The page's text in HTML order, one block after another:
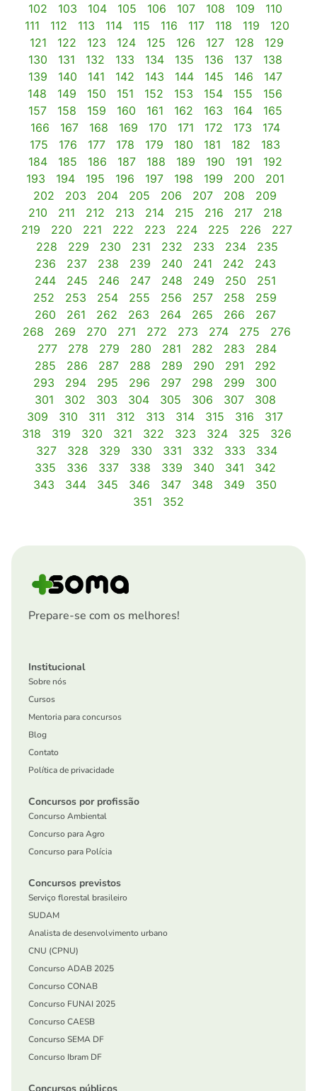
102
103 104 105 106 107 108 109
110
111
112 113 114 115 116 117 118 119
120
121
122 123 124 125 126 127 128
129
130
131 132 133 134 135 136 137
138
139
140 141 142 143 144 145 146
147
148
149 150 151 152 153 154 155
156
157
158 159 160 161 162 163 164
165
166
167 168 169 170 171 172 173
174
175
176 177 178 179 180 181 182
183
184
185 186 187 188 189 190 191
192
193
194 195 196 197 198 199 200
201
202
203 204 205 206 207 208
209
210
211 212 213 214 215 216 217
218
219
220 221 222 223 224 225 226
227
228
229 230 231 232 233 234
235
236
237 238 239 240 241 242
243
244
245 246 247 248 249 250
251
252
253 254 255 256 257 258
259
260
261 262 263 264 265 266
267
268
269 270 271 272 273 274 275
276
277
278 279 280 281 282 283
284
285
286 287 288 289 290 291
292
293
294 295 296 297 298 299
300
301
302 303 304 305 306 307
308
309
310 311 312 313 314 315 316
317
318
319 320 321 322 323 324 325
326
327
328 329 330 331 332 333
334
335
336 337 338 339 340 341
342
343
344 345 346 347 348 349
350
351
352
Prepare-se com os melhores!
Institucional
Sobre nós
Cursos
Mentoria para concursos
Blog
Contato
Política de privacidade
Concursos por profissão
Concurso Ambiental
Concurso para Agro
Concurso para Polícia
Concursos previstos
Serviço florestal brasileiro
SUDAM
Analista de desenvolvimento urbano
CNU (CPNU)
Concurso ADAB 2025
Concurso CONAB
Concurso FUNAI 2025
Concurso CAESB
Concurso SEMA DF
Concurso Ibram DF